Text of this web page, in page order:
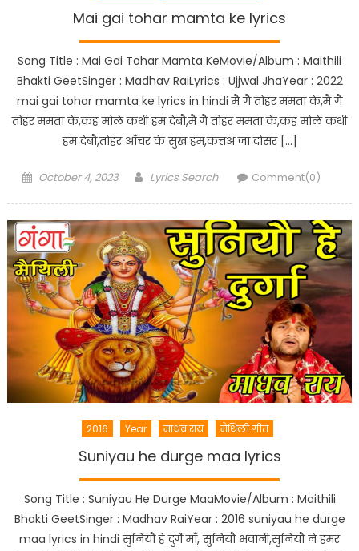
Mai gai tohar mamta ke lyrics
Song Title : Mai Gai Tohar Mamta KeMovie/Album : Maithili
Bhakti GeetSinger : Madhav RaiLyrics : Ujjwal JhaYear : 2022
mai gai tohar mamta ke lyrics in hindi मै गै तोहर ममता के,मै गै
तोहर ममता के,कह मोले कथी हम देबौ,मै गै तोहर ममता के,कह मोले कथी
हम देबौ,तोहर आँचर के सुख हम,कत्तअ जा दोसर […]
Posted
October 4, 2023 Author
Lyrics Search Comment(0)
2016 Year माधव राय मैथिली गीत
Suniyau he durge maa lyrics
Song Title : Suniyau He Durge MaaMovie/Album : Maithili
Bhakti GeetSinger : Madhav RaiYear : 2016 suniyau he durge
maa lyrics in hindi सुनियौ हे दुर्गे माँ, सुनियौ भवानी,सुनियौ ने हमर